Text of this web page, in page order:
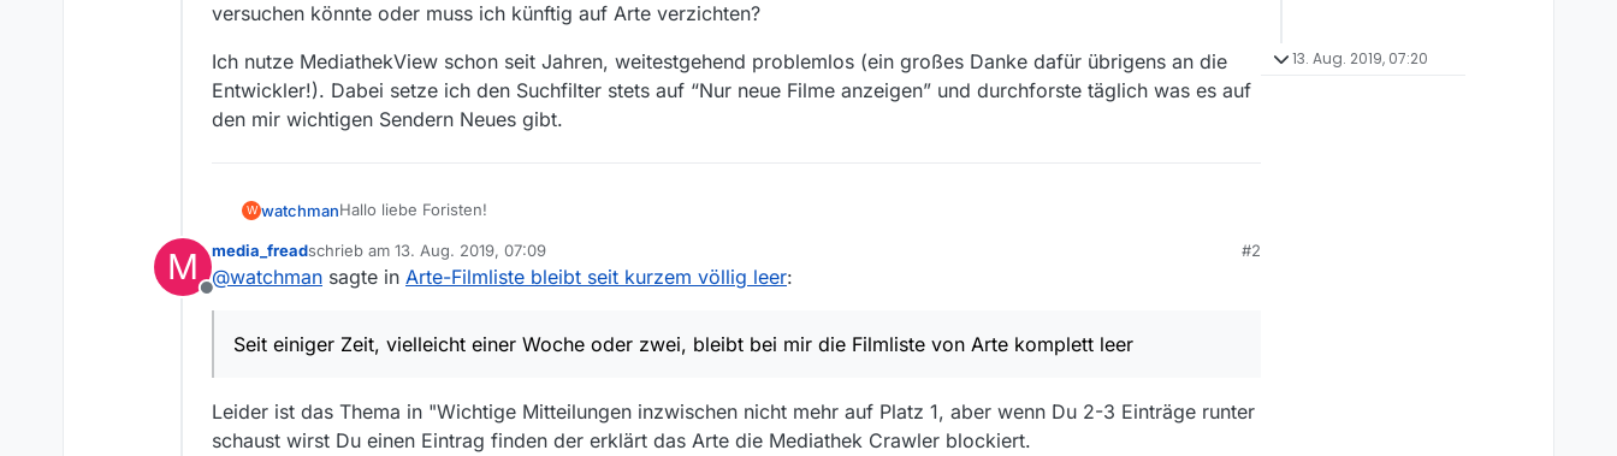
versuchen könnte oder muss ich künftig auf Arte verzichten?
Ich nutze MediathekView schon seit Jahren, weitestgehend problemlos (ein großes Danke dafür übrigens an die
Entwickler!). Dabei setze ich den Suchfilter stets auf “Nur neue Filme anzeigen” und durchforste täglich was es auf
den mir wichtigen Sendern Neues gibt.
W watchmanHallo liebe Foristen!
Seit einiger Zeit, vielleicht einer Woche oder zwei, bleibt bei mir die Filmliste von Arte komplett leer. Ich kontrolliere
täglich mit MediathekView was es in den Mediatheken gibt. Und bei Arte gibt es da seit kurzem nichts mehr. Nun habe
blockiert Arte das also willentlich? Ist das korrekt? Wird es also künftig keine Downloads von Arte mehr geben? Damit
meist unproblematisch.
gelöscht und gehofft, dass das was bringt, aber Fehlanzeige. Gibt es da noch irgendwas, was ich versuchen könnte oder
Ich nutze MediathekView schon seit Jahren, weitestgehend problemlos (ein großes Danke dafür übrigens an die
M
Offline
media_freadschrieb am 13. Aug. 2019, 07:09
zuletzt editiert von
#2
@watchman sagte in Arte-Filmliste bleibt seit kurzem völlig leer:
Seit einiger Zeit, vielleicht einer Woche oder zwei, bleibt bei mir die Filmliste von Arte komplett leer
Leider ist das Thema in "Wichtige Mitteilungen inzwischen nicht mehr auf Platz 1, aber wenn Du 2-3 Einträge runter
schaust wirst Du einen Eintrag finden der erklärt das Arte die Mediathek Crawler blockiert.
13. Aug. 2019, 07:20